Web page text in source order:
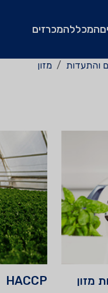
המכללהמכרזים
והתעדות מזון
HACCP